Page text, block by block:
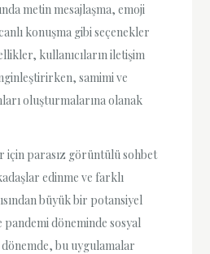
metin mesajlaşma, emoji
konuşma gibi seçenekler
kullanıcıların iletişim
samimi ve
oluşturmalarına olanak
için parasız görüntülü sohbet
edinme ve farklı
büyük bir potansiyel
döneminde sosyal
bu uygulamalar